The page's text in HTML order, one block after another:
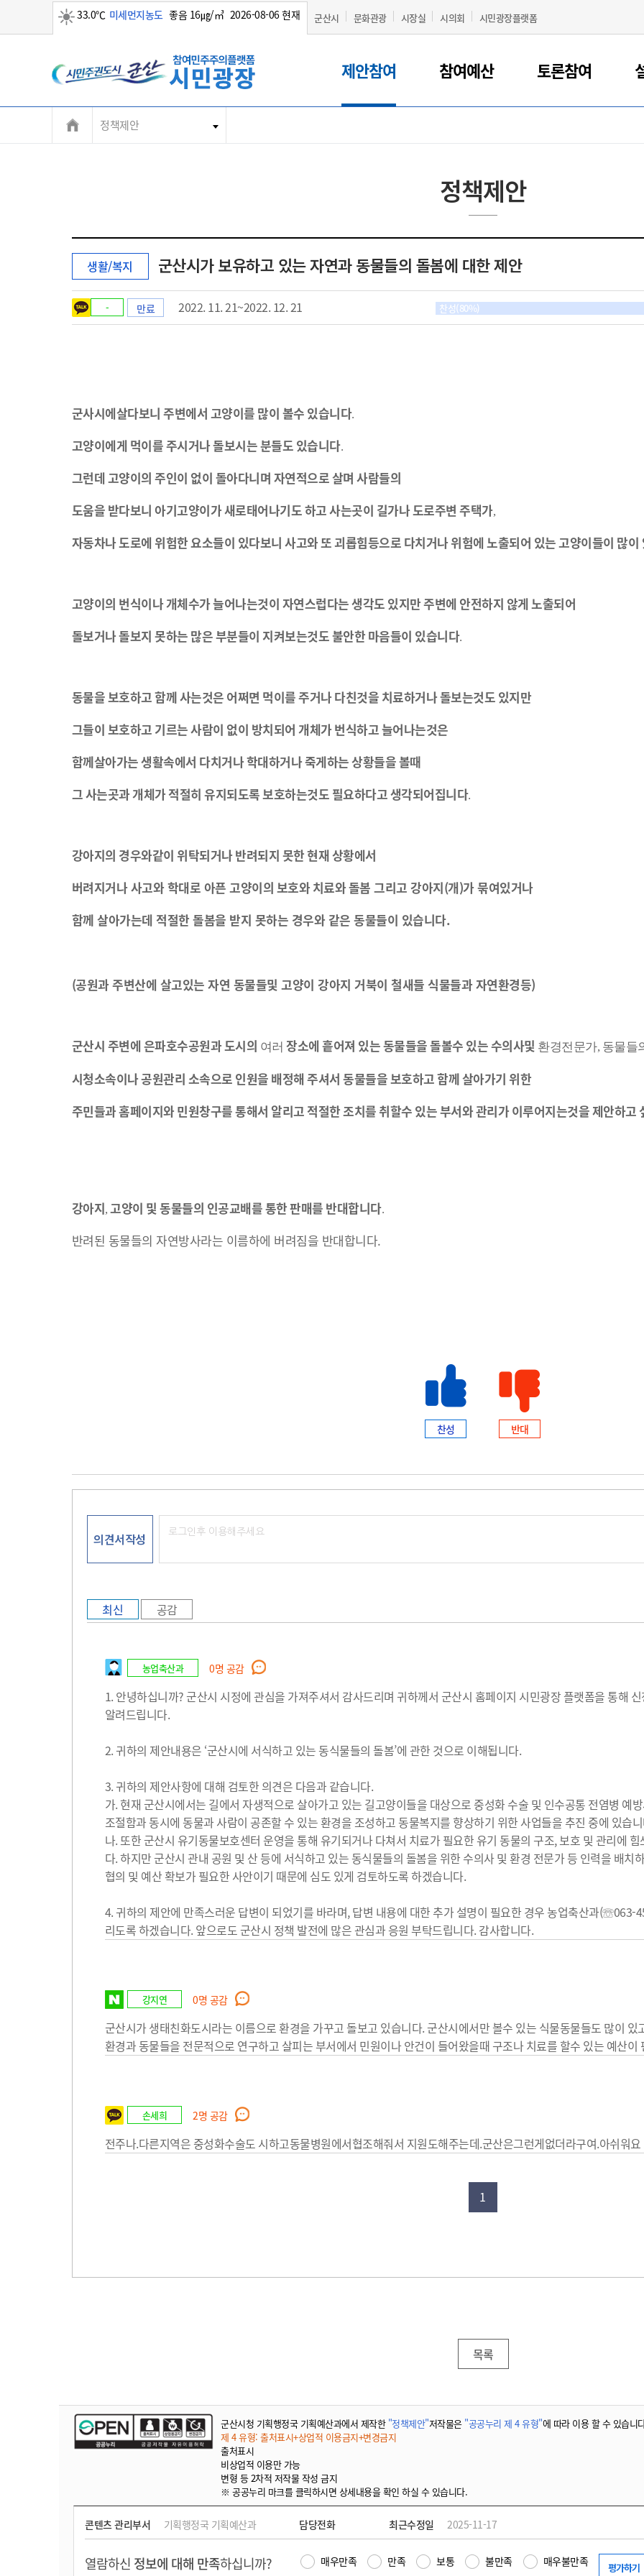
33.0℃ 미세먼지농도 좋음 16㎍/㎥ 2026-08-06 현재 군산시 문화관광 시장실 시의회 시민광장플랫폼
제안참여 참여예산 토론참여
정책제안
정책제안
생활/복지 군산시가 보유하고 있는 자연과 동물들의 돌봄에 대한 제안
- 만료 2022. 11. 21~2022. 12. 21 찬성(80%)
군사시에살다보니 주변에서 고양이를 많이 볼수 있습니다.
고양이에게 먹이를주시거나돌보시는분들도 있습니다.
그런데고양이의 주인이 없이 돌아다니며 자연적으로살며 사람들의
도움을 받다보니 아기고양이가새로태어나기도하고사는곳이 길가나도로주변 주택가,
자동차나도로에위험한요소들이 있다보니 사고와또괴롭힘등으로 다치거나위험에노출되어 있는고양이들이 많이
고양이의 번식이나개체수가늘어나는것이 자연스럽다는생각도 있지만주변에 안전하지 않게노출되어
돌보거나돌보지 못하는 많은부분들이 지켜보는것도불안한 마음들이 있습니다.
동물을보호하고함께사는것은 어쩌면 먹이를주거나다친것을 치료하거나돌보는것도 있지만
그들이 보호하고 기르는사람이 없이 방치되어 개체가번식하고늘어나는것은
함께살아가는생활속에서 다치거나학대하거나죽게하는상황들을볼때
그사는곳과개체가적절히 유지되도록보호하는것도 필요하다고생각되어집니다.
강아지의 경우와같이 위탁되거나반려되지 못한현재상황에서
버려지거나 사고와 학대로 아픈 고양이의 보호와 치료와돌봄 그리고 강아지(개)가 묶여있거나
함께 살아가는데 적절한 돌봄을 받지 못하는 경우와 같은 동물들이 있습니다.
(공원과 주변산에 살고있는 자연 동물들및 고양이 강아지 거북이 철새들 식물들과 자연환경등)
군산시 주변에은파호수공원과도시의 여러 장소에흩어져 있는동물들을돌볼수 있는수의사및 환경전문가, 동물들
시청소속이나공원관리 소속으로 인원을 배정해주셔서 동물들을보호하고함께살아가기 위한
주민들과홈페이지와 민원창구를통해서 알리고 적절한조치를 취할수 있는부서와관리가 이루어지는것을제안하고
강아지, 고양이 및 동물들의 인공교배를통한판매를 반대합니다.
반려된 동물들의 자연방사라는 이름하에 버려짐을 반대합니다.
찬성 반대
의견서작성
최신 공감
농업축산과 0명 공감
1. 안녕하십니까? 군산시 시정에 관심을 가져주셔서 감사드리며 귀하께서 군산시 홈페이지 시민광장 플랫폼을 통해
알려드립니다.
2. 귀하의 제안내용은 ‘군산시에 서식하고 있는 동식물들의 돌봄’에 관한 것으로 이해됩니다.
3. 귀하의 제안사항에 대해 검토한 의견은 다음과 같습니다.
가. 현재 군산시에서는 길에서 자생적으로 살아가고 있는 길고양이들을 대상으로 중성화 수술 및 인수공통 전염병 예
조절함과 동시에 동물과 사람이 공존할 수 있는 환경을 조성하고 동물복지를 향상하기 위한 사업들을 추진 중에 있습
나. 또한 군산시 유기동물보호센터 운영을 통해 유기되거나 다쳐서 치료가 필요한 유기 동물의 구조, 보호 및 관리에
다. 하지만 군산시 관내 공원 및 산 등에 서식하고 있는 동식물들의 돌봄을 위한 수의사 및 환경 전문가 등 인력을 배치
협의 및 예산 확보가 필요한 사안이기 때문에 심도 있게 검토하도록 하겠습니다.
4. 귀하의 제안에 만족스러운 답변이 되었기를 바라며, 답변 내용에 대한 추가 설명이 필요한 경우 농업축산과(☏063-
리도록 하겠습니다. 앞으로도 군산시 정책 발전에 많은 관심과 응원 부탁드립니다. 감사합니다.
강지연 0명 공감
군산시가 생태친화도시라는 이름으로 환경을 가꾸고 돌보고 있습니다. 군산시에서만 볼수 있는 식물동물들도 많이 있
환경과 동물들을 전문적으로 연구하고 살피는 부서에서 민원이나 안건이 들어왔을때 구조나 치료를 할수 있는 예산이
손세희 2명 공감
전주나.다른지역은 중성화수술도 시하고동물병원에서협조해줘서 지원도해주는데.군산은그런게없더라구여.아쉬워요
1
목록
군산시청 기획행정국 기획예산과에서 제작한 "정책제안"저작물은 "공공누리 제 4 유형"에 따라 이용 할 수 있습니
제 4 유형: 출처표시+상업적 이용금지+변경금지
출처표시
비상업적 이용만 가능
변형 등 2차적 저작물 작성 금지
※ 공공누리 마크를 클릭하시면 상세내용을 확인 하실 수 있습니다.
콘텐츠 관리부서 기획행정국 기획예산과 담당전화 최근수정일 2025-11-17
열람하신 정보에 대해 만족하십니까? 매우만족 만족 보통 불만족 매우불만족